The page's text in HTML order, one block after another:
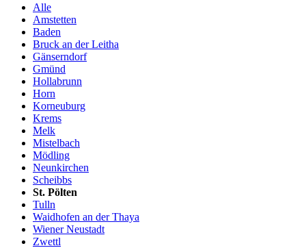
Alle
Amstetten
Baden
Bruck an der Leitha
Gänserndorf
Gmünd
Hollabrunn
Horn
Korneuburg
Krems
Melk
Mistelbach
Mödling
Neunkirchen
Scheibbs
St. Pölten
Tulln
Waidhofen an der Thaya
Wiener Neustadt
Zwettl